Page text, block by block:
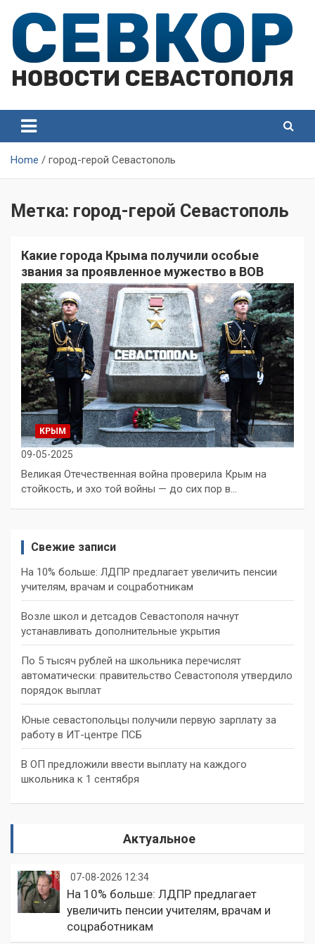
content
Севастополя
Севастополя
Home город-герой Севастополь
Метка: город-герой Севастополь
Какие города Крыма получили особые
звания за проявленное мужество в ВОВ
КРЫМ
09-05-2025
Великая Отечественная война проверила Крым на
стойкость, и эхо той войны — до сих пор в…
Свежие записи
На 10% больше: ЛДПР предлагает увеличить пенсии
учителям, врачам и соцработникам
Возле школ и детсадов Севастополя начнут
устанавливать дополнительные укрытия
По 5 тысяч рублей на школьника перечислят
автоматически: правительство Севастополя утвердило
порядок выплат
Юные севастопольцы получили первую зарплату за
работу в ИТ-центре ПСБ
В ОП предложили ввести выплату на каждого
школьника к 1 сентября
Актуальное
07-08-2026 12:34
На 10% больше: ЛДПР предлагает
увеличить пенсии учителям, врачам и
соцработникам